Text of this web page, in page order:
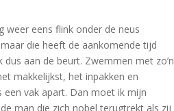
weer eens flink onder de neus
die heeft de aankomende tijd
aan de beurt. Zwemmen met zo’n
makkelijkst, het inpakken en
vak apart. Dan moet ik mijn
man die zich nobel terugtrekt als zij